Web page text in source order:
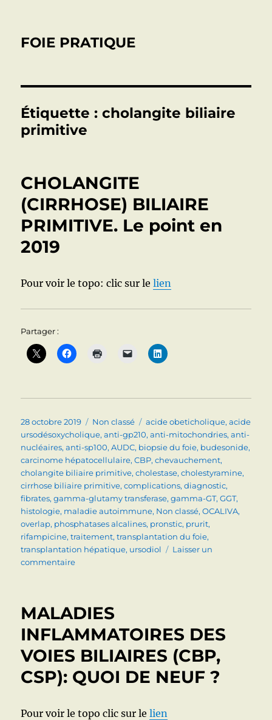
FOIE PRATIQUE
Étiquette :cholangite biliaire
primitive
CHOLANGITE
(CIRRHOSE) BILIAIRE
PRIMITIVE. Le point en
2019
Pour voir le topo: clic sur lelien
Partager :
Publié
le
28 octobre 2019 Catégories
Non classé Étiquettes
acide obeticholique,acide
ursodésoxycholique,anti-gp210,anti-mitochondries,anti-
nucléaires,anti-sp100,AUDC, biopsie du foie, budesonide,
carcinome hépatocellulaire,CBP,chevauchement,
cholangite biliaire primitive,cholestase,cholestyramine,
cirrhose biliaire primitive,complications,diagnostic,
fibrates,gamma-glutamy transferase,gamma-GT,GGT,
histologie, maladie autoimmune, Non classé,OCALIVA,
overlap, phosphatases alcalines, pronstic, prurit,
rifampicine,traitement,transplantation du foie,
transplantation hépatique, ursodiol
Laisser un
commentairesur
PRIMITIVE.
point
en
2019
MALADIES
INFLAMMATOIRES DES
VOIES BILIAIRES (CBP,
CSP): QUOI DE NEUF ?
Pour voir le topo clic sur lelien